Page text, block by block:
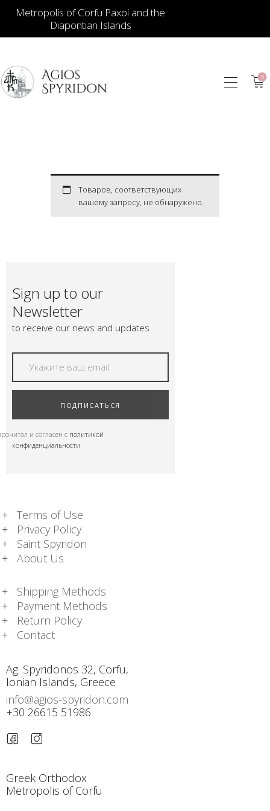
Metropolis of Corfu Paxoi and the
Diapontian Islands
0
ДЛЯ ЦЕРКВИ
ИЕРАТИЧЕСКИЕ
ПРЕДМЕТЫ
БЛОГ
Товаров, соответствующих
вашему запросу, не обнаружено.
Sign up to our
Newsletter
to receive our news and updates
ПОДПИСАТЬСЯ
и согласен с политикой
конфиденциальности
Terms of Use
Privacy Policy
Saint Spyridon
About Us
Shipping Methods
Payment Methods
Return Policy
Contact
Ag. Spyridonos 32, Corfu,
Ionian Islands, Greece
info@agios-spyridon.com
+30 26615 51986
Greek Orthodox
Metropolis of Corfu